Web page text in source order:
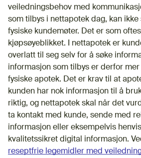
veiledningsbehov med
som tilbys i nettapotek dag, kan ikke
fysiske kundemøter. Det er som
kjøpsøyeblikket. I nettapotek er
overlatt til seg selv for å søke
informasjon som tilbys er derfor
fysiske apotek. Det er krav til at
kunden har nok informasjon til å
riktig, og nettapotek skal når det
ta kontakt med kunde, sende med
informasjon eller eksempelvis
kvalitetssikret digital informasjon.
reseptfrie legemidler med